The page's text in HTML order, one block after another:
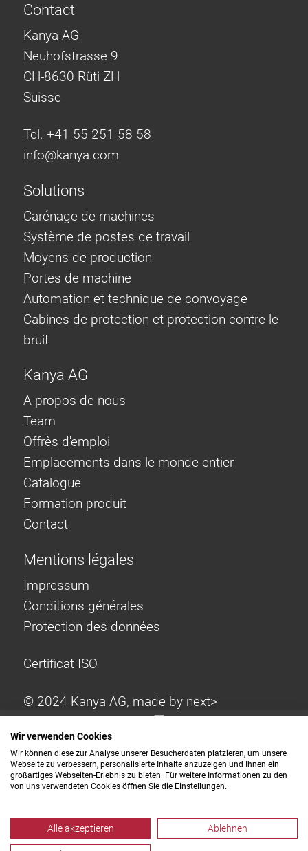
Contact
Kanya AG
Neuhofstrasse 9
CH-8630 Rüti ZH
Suisse
Tel. +41 55 251 58 58
info@kanya.com
Solutions
Carénage de machines
Système de postes de travail
Moyens de production
Portes de machine
Automation et technique de convoyage
Cabines de protection et protection contre le
bruit
Kanya AG
A propos de nous
Team
Offrès d'emploi
Emplacements dans le monde entier
Catalogue
Formation produit
Contact
Mentions légales
Impressum
Conditions générales
Protection des données
Certificat ISO
© 2024 Kanya AG, made by next>
Wir verwenden Cookies
Wir können diese zur Analyse unserer Besucherdaten platzieren, um unsere
Webseite zu verbessern, personalisierte Inhalte anzuzeigen und Ihnen ein
großartiges Webseiten-Erlebnis zu bieten. Für weitere Informationen zu den
von uns verwendeten Cookies öffnen Sie die Einstellungen.
Alle akzeptieren Ablehnen